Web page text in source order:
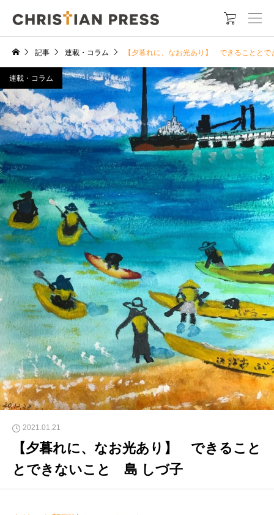

記事 連載・コラム 【夕暮れに、なお光あり】 できることと
連載・コラム
2021.01.21
【夕暮れに、なお光あり】 できること
とできないこと 島 しづ子